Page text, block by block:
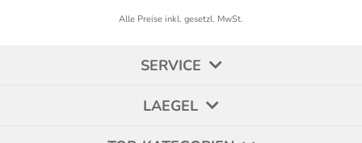
Alle Preise inkl. gesetzl. MwSt.
SERVICE
LAEGEL